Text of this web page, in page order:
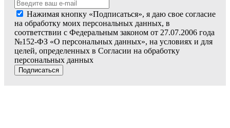
Нажимая кнопку «Подписаться», я даю свое согласие
на обработку моих персональных данных, в
соответствии с Федеральным законом от 27.07.2006 года
№152-ФЗ «О персональных данных», на условиях и для
целей, определенных в Согласии на обработку
персональных данных
Подписаться